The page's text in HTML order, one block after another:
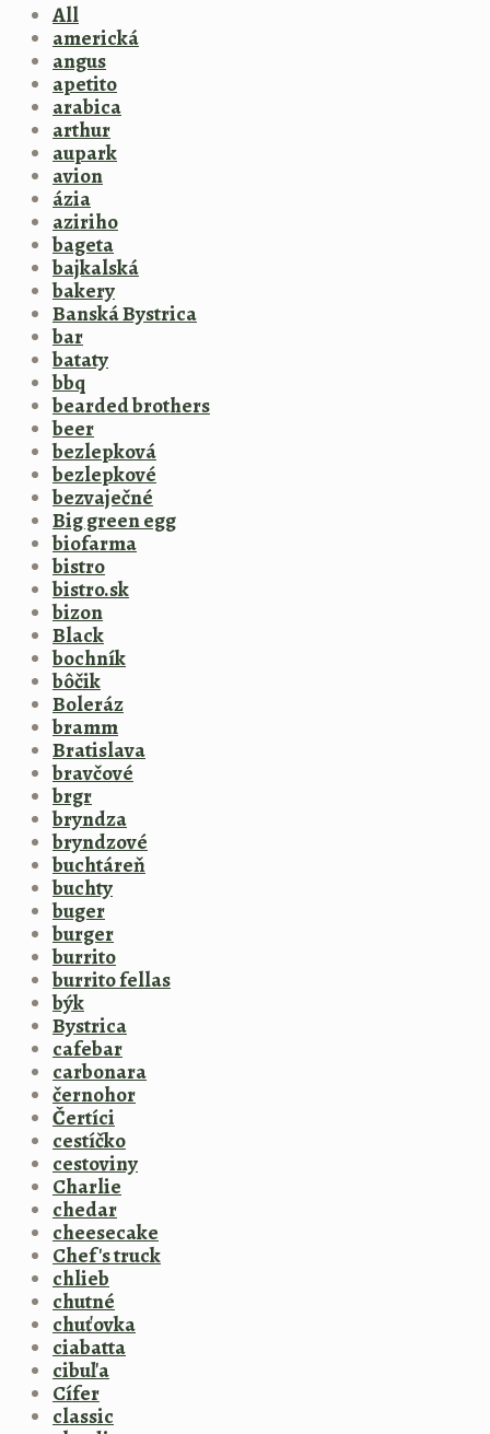
All
americká
angus
apetito
arabica
arthur
aupark
avion
ázia
aziriho
bageta
bajkalská
bakery
Banská Bystrica
bar
bataty
bbq
bearded brothers
beer
bezlepková
bezlepkové
bezvaječné
Big green egg
biofarma
bistro
bistro.sk
bizon
Black
bochník
bôčik
Boleráz
bramm
Bratislava
bravčové
brgr
bryndza
bryndzové
buchtáreň
buchty
buger
burger
burrito
burrito fellas
býk
Bystrica
cafebar
carbonara
černohor
Čertíci
cestíčko
cestoviny
Charlie
chedar
cheesecake
Chef's truck
chlieb
chutné
chuťovka
ciabatta
cibuľa
Cífer
classic